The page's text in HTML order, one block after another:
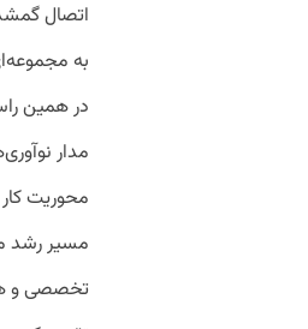
اتصال
به
در همین
مدار
محوریت
مسیر رشد
تخصصی و